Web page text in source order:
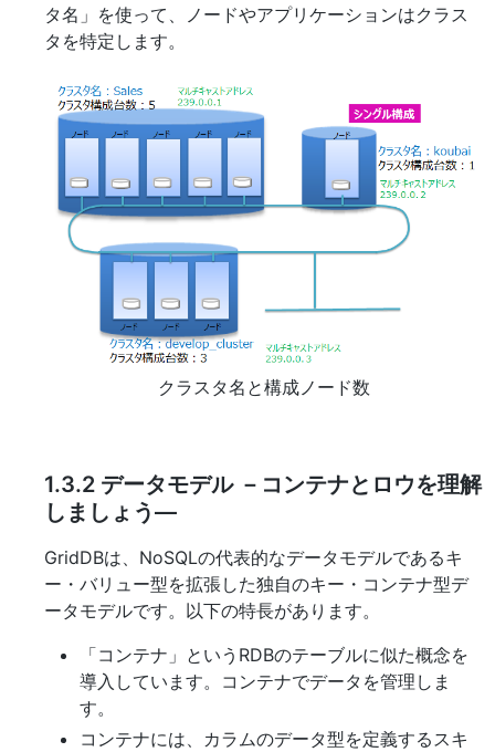
タ名」を使って、ノードやアプリケーションはクラス
タを特定します。
クラスタ名と構成ノード数
1.3.2 データモデル －コンテナとロウを理解
しましょう―
GridDBは、NoSQLの代表的なデータモデルであるキ
ー・バリュー型を拡張した独自のキー・コンテナ型デ
ータモデルです。以下の特長があります。
「コンテナ」というRDBのテーブルに似た概念を
導入しています。コンテナでデータを管理しま
す。
コンテナには、カラムのデータ型を定義するスキ